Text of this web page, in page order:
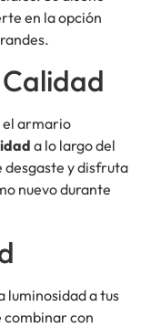
en la opción
el armario
a lo largo del
desgaste y disfruta
nuevo durante
luminosidad a tus
combinar con